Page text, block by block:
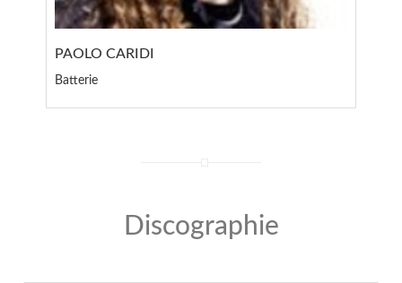
PAOLO CARIDI
Batterie
Discographie